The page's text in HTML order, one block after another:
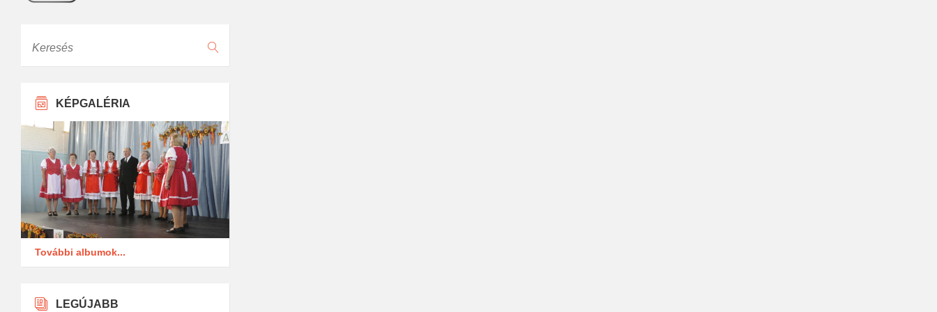
KÉPGALÉRIA
További albumok...
LEGÚJABB